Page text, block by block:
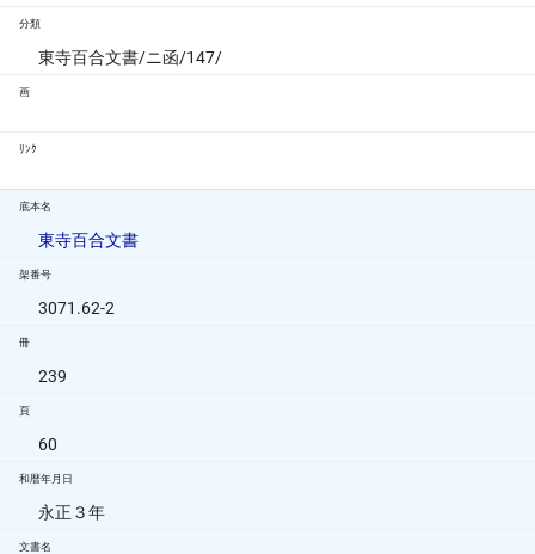
分類
東寺百合文書/ニ函/147/
画
ﾘﾝｸ
底本名
東寺百合文書
架番号
3071.62-2
冊
239
頁
60
和暦年月日
永正３年
文書名